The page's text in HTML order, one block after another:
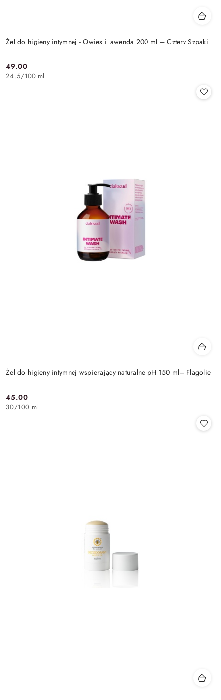
Żel do higieny intymnej - Owies i lawenda 200 ml – Cztery Szpaki
Cena:
49.00
24.5/100 ml
Żel do higieny intymnej wspierający naturalne pH 150 ml– Flagolie
Cena:
45.00
30/100 ml